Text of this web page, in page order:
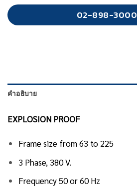
02-898-3000
คำอธิบาย
EXPLOSION PROOF
Frame size from 63 to 225
3 Phase, 380 V.
Frequency 50 or 60 Hz